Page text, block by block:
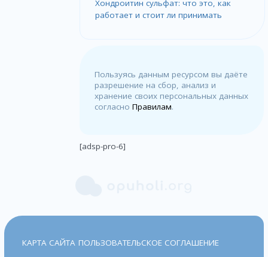
Хондроитин сульфат: что это, как
работает и стоит ли принимать
Пользуясь данным ресурсом вы даёте
разрешение на сбор, анализ и
хранение своих персональных данных
согласноПравилам.
[adsp-pro-6]
КАРТА САЙТА ПОЛЬЗОВАТЕЛЬСКОЕ СОГЛАШЕНИЕ